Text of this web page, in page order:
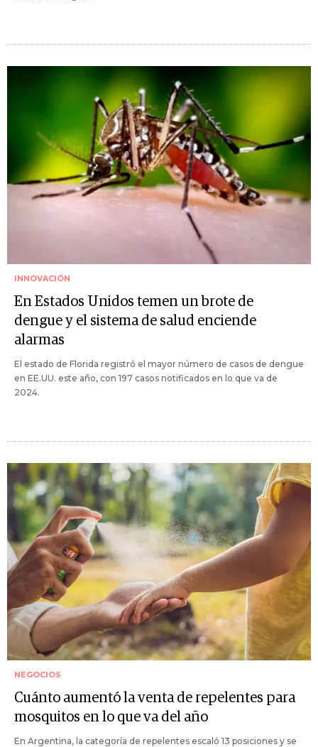
INNOVACIÓN
En Estados Unidos temen un brote de
dengue y el sistema de salud enciende
alarmas
El estado de Florida registró el mayor número de casos de dengue
en EE.UU. este año, con 197 casos notificados en lo que va de
2024.
NEGOCIOS
Cuánto aumentó la venta de repelentes para
mosquitos en lo que va del año
En Argentina, la categoría de repelentes escaló 13 posiciones y se